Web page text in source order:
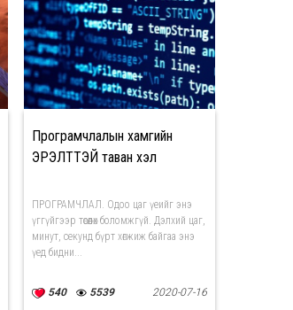
Програмчлалын хамгийн
ЭРЭЛТТЭЙ таван хэл
ПРОГРАМЧЛАЛ. Одоо цаг үеийг энэ
үггүйгээр төсөөлөх боломжгүй. Дэлхий цаг,
минут, секунд бүрт хөгжиж байгаа энэ
үед бидни...
540 5539 2020-07-16